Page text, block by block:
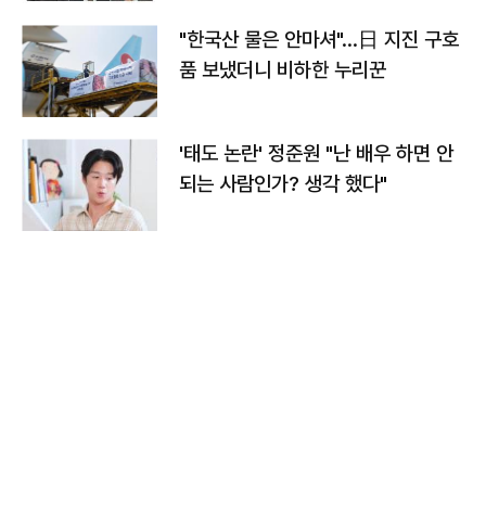
"한국산 물은 안마셔"…日 지진 구호
품 보냈더니 비하한 누리꾼
'태도 논란' 정준원 "난 배우 하면 안
되는 사람인가? 생각 했다"